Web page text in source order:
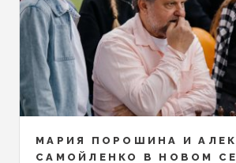
МАРИЯ ПОРОШИНА И
САМОЙЛЕНКО В НОВОМ